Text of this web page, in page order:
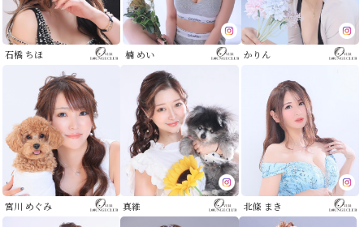
石橋 ちほ 楠 めい かりん
宮川 めぐみ 真維 北條 まき